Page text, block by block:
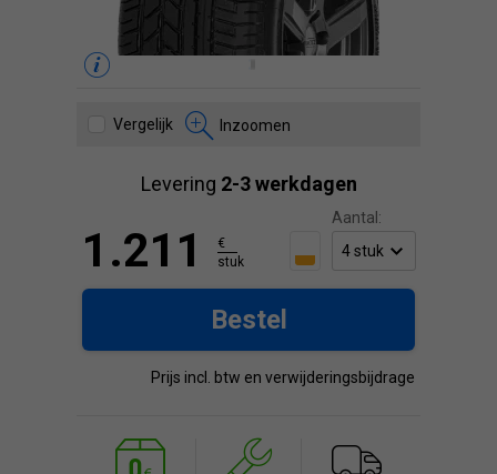
Vergelijk Inzoomen
Levering 2-3 werkdagen
Aantal:
1.211
€
stuk
Bestel
Prijs incl. btw en verwijderingsbijdrage